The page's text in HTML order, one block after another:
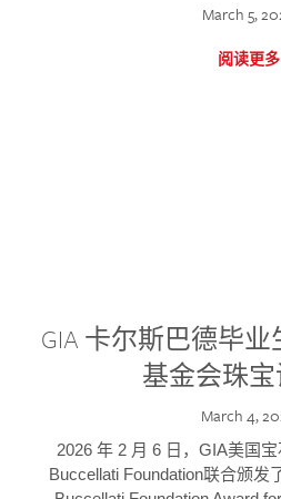
March 5,
阅读更多
GIA 卡尔斯巴德毕
基金会珠
March 4,
2026 年 2 月 6 日，GIA美国
Buccellati Foundation联合颁发